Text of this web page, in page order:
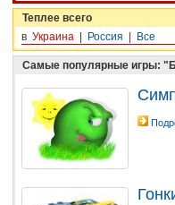
Теплее всего
в Украина Россия Все
Самые популярные игры: